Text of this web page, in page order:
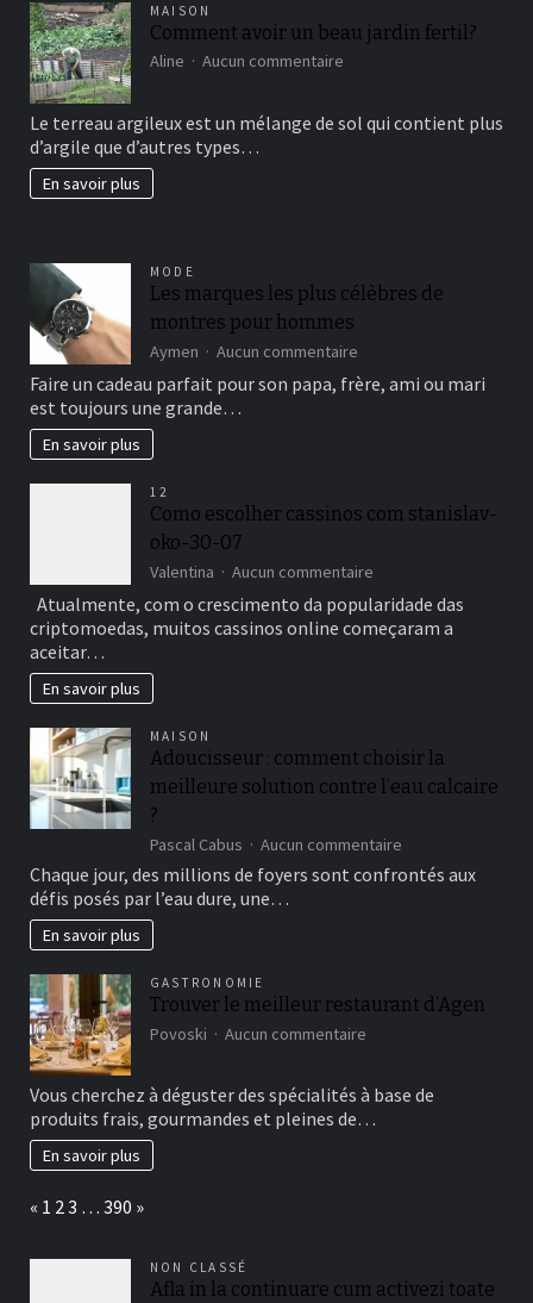
MAISON
Comment avoir un beau jardin fertil?
Aline Aucun commentaire
un
Le terreau argileux est un mélange de sol qui contient plus
d’argile que d’autres types…
En savoir plus
MODE
Les marques les plus célèbres de
montres pour hommes
Aymen Aucun commentaire
Les
marques
pour
Faire un cadeau parfait pour son papa, frère, ami ou mari
est toujours une grande…
En savoir plus
12
Como escolher cassinos com stanislav-
oko-30-07
Valentina Aucun commentaire
escolher
cassinos
Atualmente, com o crescimento da popularidade das
criptomoedas, muitos cassinos online começaram a
aceitar…
En savoir plus
MAISON
Adoucisseur : comment choisir la
meilleure solution contre l’eau calcaire
?
Pascal Cabus Aucun commentaire
Adoucisseur
:
solution
contre
Chaque jour, des millions de foyers sont confrontés aux
défis posés par l’eau dure, une…
En savoir plus
GASTRONOMIE
Trouver le meilleur restaurant d’Agen
Povoski Aucun commentaire
meilleur
restaurant
Vous cherchez à déguster des spécialités à base de
produits frais, gourmandes et pleines de…
En savoir plus
Page:
Previous
« 1 23 … 390 Next
»
NON CLASSÉ
Afla in la continuare cum activezi toate